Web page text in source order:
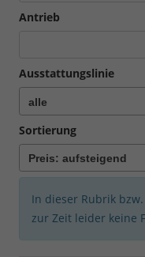
Antrieb
Ausstattungslinie
Sortierung
In dieser Rubrik
zur Zeit leider keine